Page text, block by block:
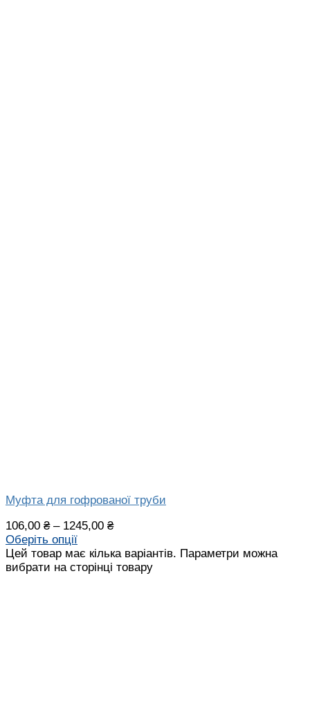
Муфта для гофрованої труби
106,00 ₴– 1245,00 ₴
Оберіть опції
Цей товар має кілька варіантів. Параметри можна
вибрати на сторінці товару